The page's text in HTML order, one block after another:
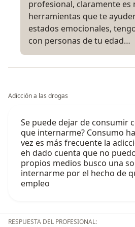
profesional, claramente
herramientas que te
estados emocionales,
con personas de tu edad…
Adicción a las drogas
Se puede dejar de consumir
que internarme? Consumo
vez es más frecuente la
eh dado cuenta que no
propios medios busco una
internarme por el hecho de
empleo
RESPUESTA DEL PROFESIONAL: